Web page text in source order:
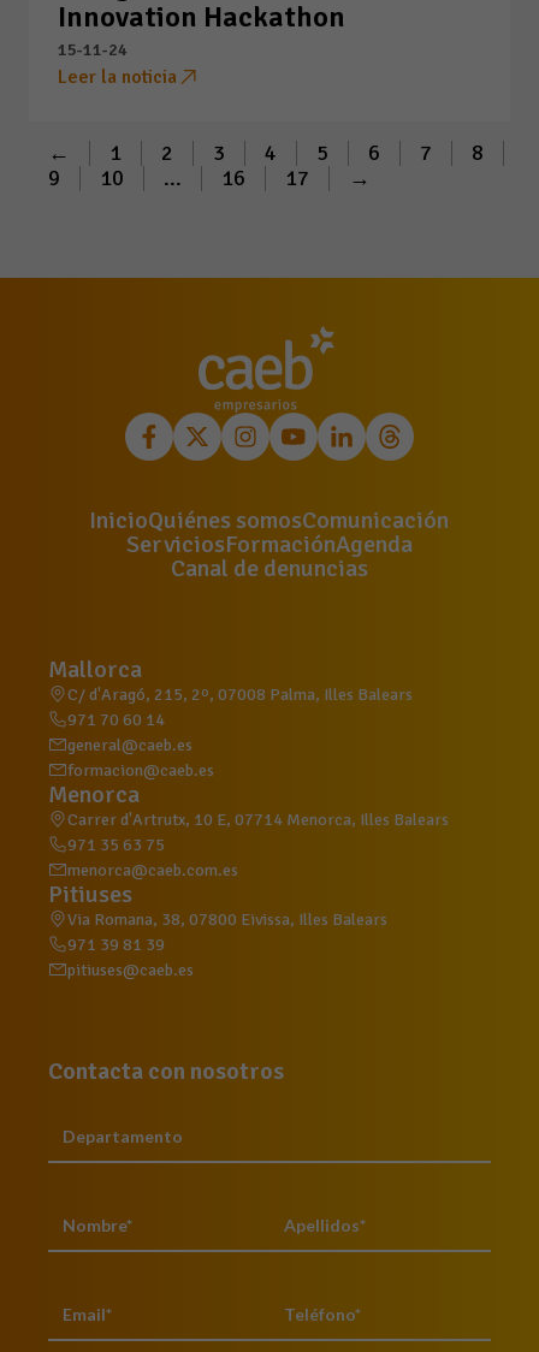
Innovation Hackathon
15-11-24
Leer la noticia
← 1 2 3 4 5 6 7
8
9
10 ... 16 17 →
InicioQuiénes somosComunicación
ServiciosFormaciónAgenda
Canal de denuncias
Mallorca
C/ d'Aragó, 215, 2º, 07008 Palma, Illes Balears
971 70 60 14
general@caeb.es
formacion@caeb.es
Menorca
Carrer d'Artrutx, 10 E, 07714 Menorca, Illes Balears
971 35 63 75
menorca@caeb.com.es
Pitiuses
Via Romana, 38, 07800 Eivissa, Illes Balears
971 39 81 39
pitiuses@caeb.es
Contacta con nosotros